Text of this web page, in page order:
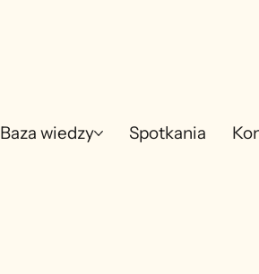
Baza wiedzy Spotkania